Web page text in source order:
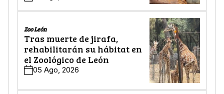
Zoo León
Tras muerte de jirafa,
rehabilitarán su hábitat en
el Zoológico de León
05 Ago, 2026